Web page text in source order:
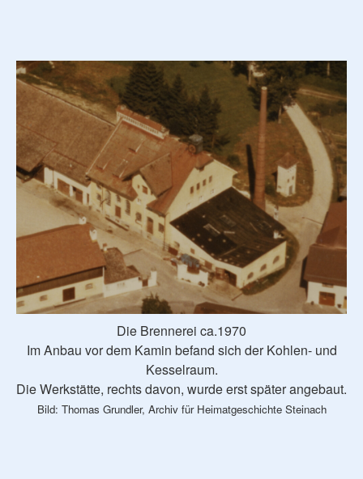
Die Brennerei ca.1970
Im Anbau vor dem Kamin befand sich der Kohlen- und
Kesselraum.
Die Werkstätte, rechts davon, wurde erst später angebaut.
Bild: Thomas Grundler, Archiv für Heimatgeschichte Steinach